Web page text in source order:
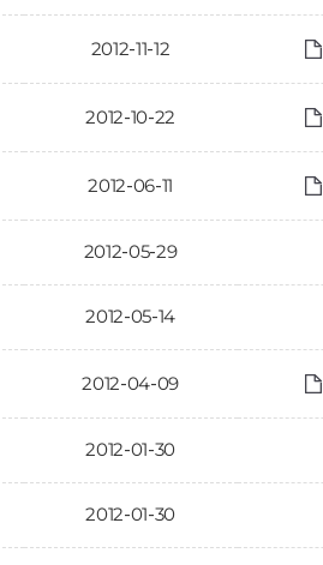
2012-11-12
2012-10-22
2012-06-11
2012-05-29
2012-05-14
2012-04-09
2012-01-30
2012-01-30